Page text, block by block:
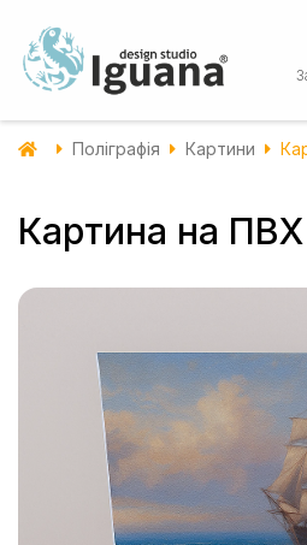
Поліграфія Картини
Картина на ПВХ